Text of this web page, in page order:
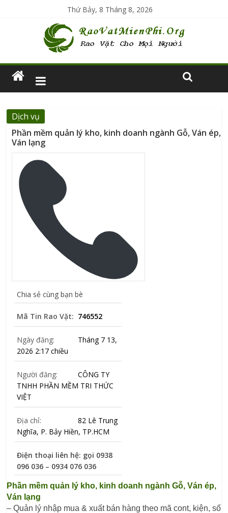
Thứ Bảy, 8 Tháng 8, 2026
Dịch vụ
Phần mềm quản lý kho, kinh doanh ngành Gỗ, Ván ép,
Ván lạng
Chia sẻ cùng bạn bè
Mã Tin Rao Vặt: 746552
Ngày đăng:
Tháng 7 13,
2026 2:17 chiều
Người đăng:
CÔNG TY
TNHH PHẦN MỀM TRI THỨC
VIỆT
Địa chỉ:
82 Lê Trung
Nghĩa, P. Bảy Hiền, TP.HCM
Điện thoại liên hệ: gọi 0938
096 036 – 0934 076 036
Phần mềm quản lý kho, kinh doanh ngành Gỗ, Ván ép,
Ván lạng
– Quản lý nhập mua & xuất bán hàng theo mã cont, kiện, số